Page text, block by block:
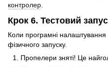
контролер.
Крок 6. Тестовий
Коли програмні
фізичного запуску.
Пропелери зняті! Це